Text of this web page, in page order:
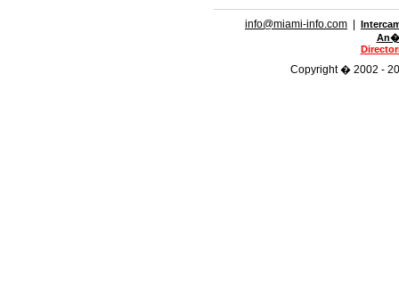
info@miami-info.com
Copyright � 2002 -